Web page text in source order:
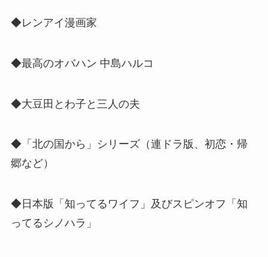
◆レンアイ漫画家
◆最高のオバハン 中島ハルコ
◆大豆田とわ子と三人の夫
◆「北の国から」シリーズ（連ドラ版、初恋・帰
郷など）
◆日本版「知ってるワイフ」及びスピンオフ「知
ってるシノハラ」